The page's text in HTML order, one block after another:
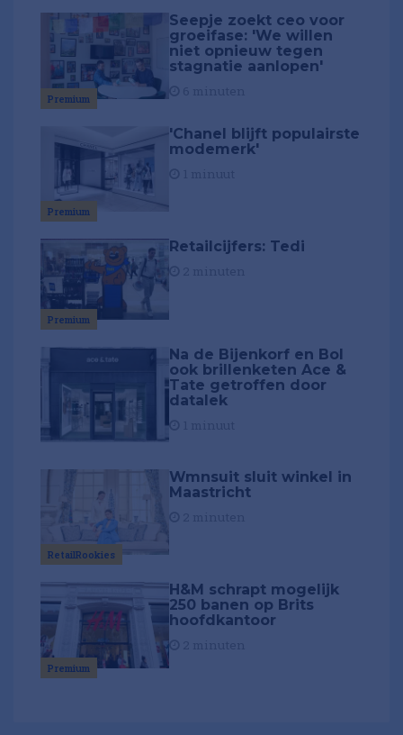
Premium
Seepje zoekt ceo voor
groeifase: 'We willen
niet opnieuw tegen
stagnatie aanlopen'
Premium
'Chanel blijft populairste
modemerk'
Premium
Retailcijfers: Tedi
Na de Bijenkorf en Bol
ook brillenketen Ace &
Tate getroffen door
datalek
RetailRookies
Wmnsuit sluit winkel in
Maastricht
Premium
H&M schrapt mogelijk
250 banen op Brits
hoofdkantoor